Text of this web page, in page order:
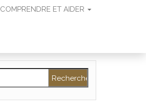
COMPRENDRE ET AIDER